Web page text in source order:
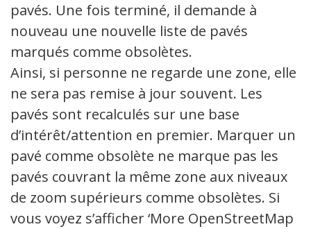
pavés. Une fois terminé, il demande à
nouveau une nouvelle liste de pavés
marqués comme obsolètes.
Ainsi, si personne ne regarde une zone, elle
ne sera pas remise à jour souvent. Les
pavés sont recalculés sur une base
d’intérêt/attention en premier. Marquer un
pavé comme obsolète ne marque pas les
pavés couvrant la même zone aux niveaux
de zoom supérieurs comme obsolètes. Si
vous voyez s’afficher ‘More OpenStreetMap